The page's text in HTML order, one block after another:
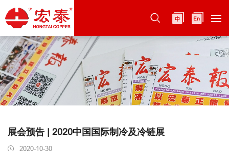
展会预告 | 2020中国国际制冷及冷链展
2020-10-30